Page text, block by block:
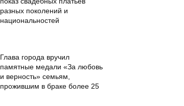
разных поколений и
национальностей
Глава города вручил
памятные медали «За любовь
и верность» семьям,
прожившим в браке более 25